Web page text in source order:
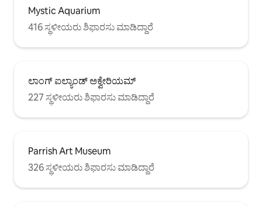
Mystic Aquarium
416 ಸ್ಥಳೀಯರು ಶಿಫಾರಸು ಮಾಡಿದ್ದಾರೆ
ಲಾಂಗ್ ಐಲ್ಯಾಂಡ್ ಅಕ್ವೇರಿಯಮ್
227 ಸ್ಥಳೀಯರು ಶಿಫಾರಸು ಮಾಡಿದ್ದಾರೆ
Parrish Art Museum
326 ಸ್ಥಳೀಯರು ಶಿಫಾರಸು ಮಾಡಿದ್ದಾರೆ